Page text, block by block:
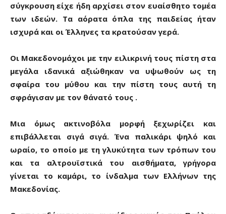
σύγκρουση είχε ήδη αρχίσει στον ευαίσθητο τομέα
των ιδεών. Τα αόρατα όπλα της παιδείας ήταν
ισχυρά και οι Έλληνες τα κρατούσαν γερά.
Οι Μακεδονομάχοι με την ειλικρινή τους πίστη στα
μεγάλα ιδανικά αξιώθηκαν να υψωθούν ως τη
σφαίρα του μύθου και την πίστη τους αυτή τη
σφράγισαν με τον θάνατό τους .
Μια όμως ακτινοβόλα μορφή ξεχωρίζει και
επιβάλλεται σιγά σιγά. Ένα παλικάρι ψηλό και
ωραίο, το οποίο με τη γλυκύτητα των τρόπων του
και τα αλτρουϊστικά του αισθήματα, γρήγορα
γίνεται το καμάρι, το ίνδαλμα των Ελλήνων της
Μακεδονίας.